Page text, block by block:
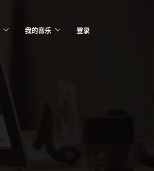
我的音乐 登录